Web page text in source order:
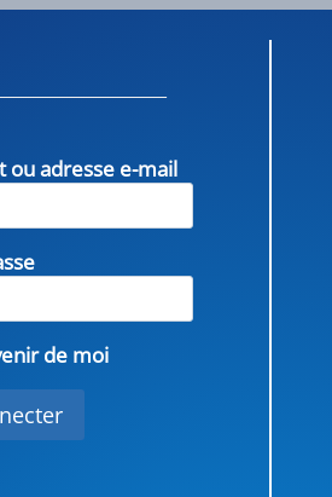
ou adresse e-mail
de moi